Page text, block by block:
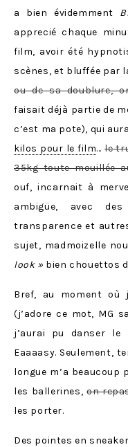
a bien évidemment
apprecié chaque
film, avoir été
scènes, et bluffée par
ou de sa doublure,
faisait déjà partie de
c’est ma pote), qui
kilos pour le film…le
35kg toute mouillée
ouf, incarnait à
ambigüe, avec
transparence et
sujet, madmoizelle
look » bien chouettos
Bref, au moment où
(j’adore ce mot, MG
j’aurai pu danser le
Eaaaasy. Seulement,
longue m’a
les ballerines,on
les porter.
Des pointes en